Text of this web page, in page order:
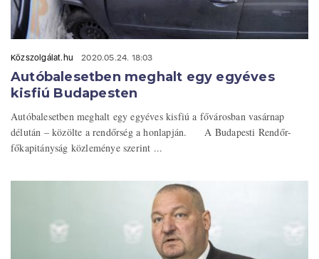
Közszolgálat.hu 2020.05.24. 18:03
Autóbalesetben meghalt egy egyéves
kisfiú Budapesten
Autóbalesetben meghalt egy egyéves kisfiú a fővárosban vasárnap
délután – közölte a rendőrség a honlapján. A Budapesti Rendőr-
főkapitányság közleménye szerint ...